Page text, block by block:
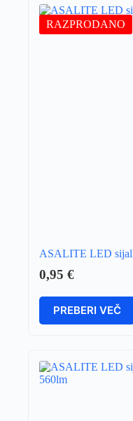
RAZPRODANO
ASALITE LED
0,95 €
PREBERI VEČ